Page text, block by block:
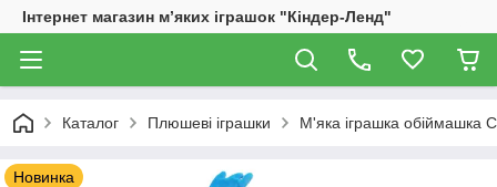
Інтернет магазин м’яких іграшок "Кіндер-Ленд"
Каталог Плюшеві іграшки М'яка іграшка обіймашка
Новинка